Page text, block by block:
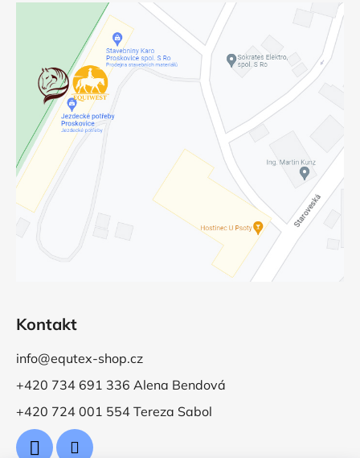
Kontakt
info@equtex-shop.cz
+420 734 691 336 Alena Bendová
+420 724 001 554 Tereza Sabol